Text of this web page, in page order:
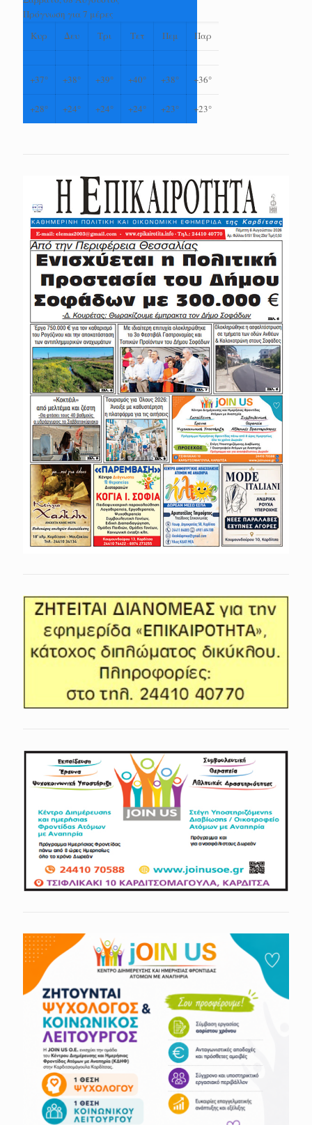
Πρόγνωση για 7 μέρες
Κυρ
Δευ Τρι Τετ Πεμ Παρ
+37° +38° +39° +40° +38° +36°
+28° +24° +24° +24° +23° +23°